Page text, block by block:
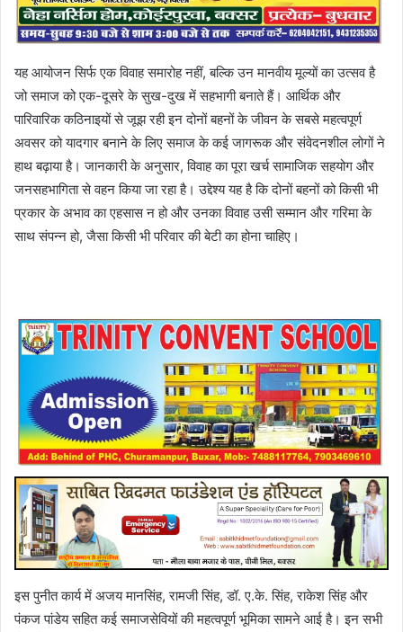
यह आयोजन सिर्फ एक विवाह समारोह नहीं, बल्कि उन मानवीय मूल्यों का उत्सव है
जो समाज को एक-दूसरे के सुख-दुख में सहभागी बनाते हैं। आर्थिक और
पारिवारिक कठिनाइयों से जूझ रही इन दोनों बहनों के जीवन के सबसे महत्वपूर्ण
अवसर को यादगार बनाने के लिए समाज के कई जागरूक और संवेदनशील लोगों ने
हाथ बढ़ाया है। जानकारी के अनुसार, विवाह का पूरा खर्च सामाजिक सहयोग और
जनसहभागिता से वहन किया जा रहा है। उद्देश्य यह है कि दोनों बहनों को किसी भी
प्रकार के अभाव का एहसास न हो और उनका विवाह उसी सम्मान और गरिमा के
साथ संपन्न हो, जैसा किसी भी परिवार की बेटी का होना चाहिए।
इस पुनीत कार्य में अजय मानसिंह, रामजी सिंह, डॉ. ए.के. सिंह, राकेश सिंह और
पंकज पांडेय सहित कई समाजसेवियों की महत्वपूर्ण भूमिका सामने आई है। इन सभी